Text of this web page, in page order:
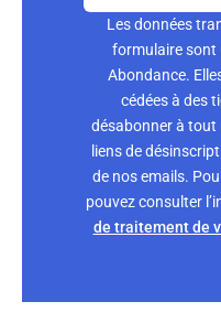
Les données
formulaire sont
Abondance.
cédées à des
désabonner à tout
liens de
de nos emails.
pouvez consulter
de traitement de